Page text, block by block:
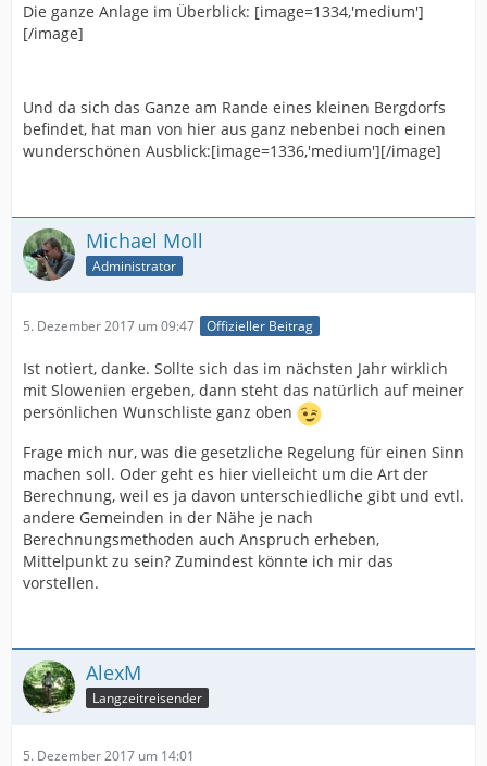
Die ganze Anlage im Überblick: [image=1334,'medium']
[/image]
Und da sich das Ganze am Rande eines kleinen Bergdorfs
befindet, hat man von hier aus ganz nebenbei noch einen
wunderschönen Ausblick:[image=1336,'medium'][/image]
Michael Moll
Administrator
5. Dezember 2017 um 09:47 Offizieller Beitrag
Ist notiert, danke. Sollte sich das im nächsten Jahr wirklich
mit Slowenien ergeben, dann steht das natürlich auf meiner
persönlichen Wunschliste ganz oben
Frage mich nur, was die gesetzliche Regelung für einen Sinn
machen soll. Oder geht es hier vielleicht um die Art der
Berechnung, weil es ja davon unterschiedliche gibt und evtl.
andere Gemeinden in der Nähe je nach
Berechnungsmethoden auch Anspruch erheben,
Mittelpunkt zu sein? Zumindest könnte ich mir das
vorstellen.
AlexM
Langzeitreisender
5. Dezember 2017 um 14:01